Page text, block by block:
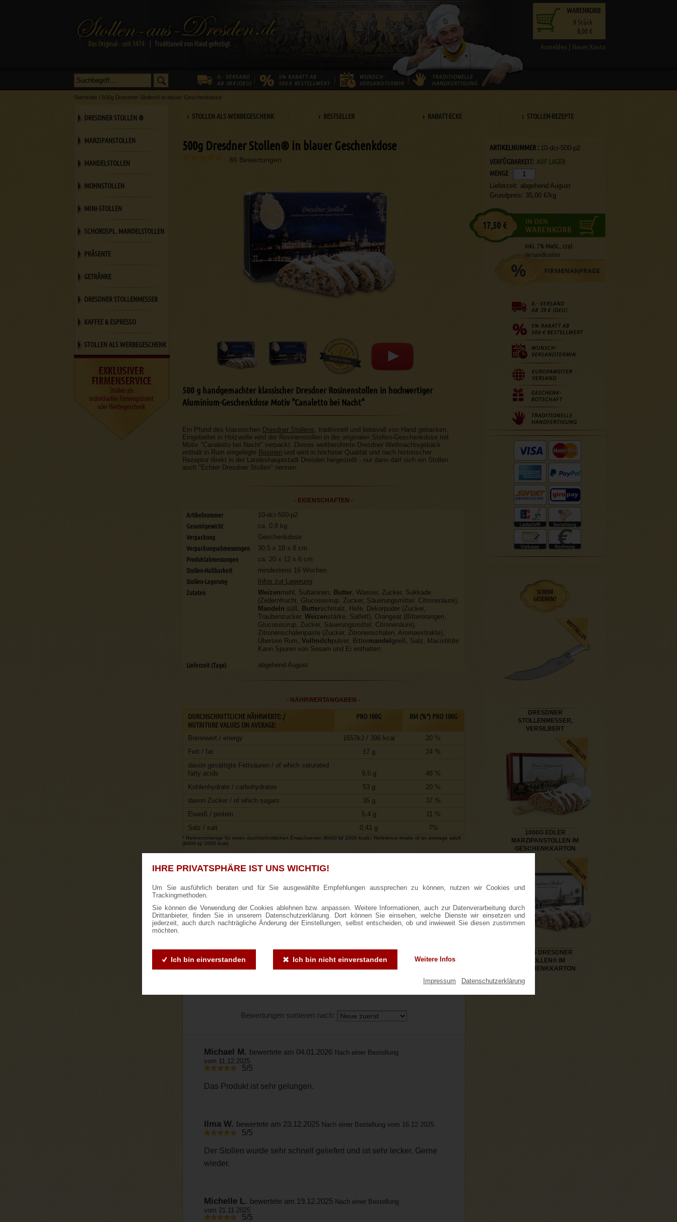
IHRE PRIVATSPHÄRE IST UNS WICHTIG!
Um Sie ausführlich beraten und für Sie ausgewählte Empfehlungen aussprechen zu können, nutzen wir Cookies und
Trackingmethoden.
Sie können die Verwendung der Cookies ablehnen bzw. anpassen. Weitere Informationen, auch zur Datenverarbeitung durch
Drittanbieter, finden Sie in unserern Datenschutzerklärung. Dort können Sie einsehen, welche Dienste wir einsetzen und
jederzeit, auch durch nachträgliche Änderung der Einstellungen, selbst entscheiden, ob und inwieweit Sie diesen zustimmen
möchten.
Ich bin einverstanden Ich bin nicht einverstanden Weitere Infos
Impressum Datenschutzerklärung
Anmelden | Neues Konto
WARENKORB
0 Stück
0,00 €
Startseite / 500g Dresdner Stollen® in blauer Geschenkdose
› STOLLEN ALS WERBEGESCHENK › BESTSELLER › RABATT-ECKE › STOLLEN-REZEPTE
500g Dresdner Stollen® in blauer Geschenkdose
86 Bewertungen
500 g handgemachter klassischer Dresdner Rosinenstollen in hochwertiger
Aluminium-Geschenkdose Motiv "Canaletto bei Nacht"
Ein Pfund des klassischen Dresdner Stollens, traditionell und liebevoll von Hand gebacken.
Eingebettet in Holzwolle wird der Rosinenstollen in der originalen Stollen-Geschenkdose mit
Motiv "Canaletto bei Nacht" verpackt. Dieses weltberühmte Dresdner Weihnachtsgebäck
enthält in Rum eingelegte Rosinen und wird in höchster Qualität und nach historischer
Rezeptur direkt in der Landeshauptstadt Dresden hergestellt - nur dann darf sich ein Stollen
auch "Echter Dresdner Stollen" nennen.
- EIGENSCHAFTEN -
Artikelnummer 10-dcr-500-p2
Gesamtgewicht ca. 0.8 kg
Verpackung Geschenkdose
Verpackungsabmessungen 30,5 x 18 x 8 cm
Produktabmessungen ca. 20 x 12 x 6 cm
Stollen-Haltbarkeit mindestens 16 Wochen
Stollen-Lagerung Infos zur Lagerung
Zutaten Weizenmehl, Sultaninen, Butter, Wasser, Zucker, Sukkade
(Zedernfrucht, Glucosesirup, Zucker, Säuerungsmittel: Citronenäure),
Mandeln süß, Butterschmalz, Hefe, Dekorpuder (Zucker,
Traubenzucker, Weizenstärke, Salfett), Orangeat (Bitterorangen,
Glucosesirup, Zucker, Säuerungsmittel: Citronenäure),
Zitronenschalenpaste (Zucker, Zitronenschalen, Aromaextrakte),
Übersee Rum, Vollmilchpulver, Bittermandel grieß, Salz, Macisblüte
Kann Spuren von Sesam und Ei enthalten.
Lieferzeit (Tage) abgehend August
- NÄHRWERTANGABEN -
DURCHSCHNITTLICHE NÄHRWERTE: /
NUTRITURE VALUES ON AVERAGE:
PRO 100G RM (%*) PRO 100G
Brennwert / energy 1657kJ / 396 kcal
20 %
Fett / fat
17 g
24 %
davon gesättigte Fettsäuren / of which saturated
fatty acids
9,5 g
48 %
Kohlenhydrate / carbohydrates
53 g
20 %
davon Zucker / of which sugars
35 g
37 %
Eiweiß / protein
5,4 g
11 %
Salz / salt
0,41 g 7%
* Referenzmenge für einen durchschnittlichen Erwachsenen (8400 kj/ 2000 kcal)./ Reference intake of an average adult
(8400 kj/ 2000 kcal).
Bewertung wird geprüft
4.8 /5
3
88
Bewertungen sortieren nach:
Michael M. bewertete am 04.01.2026 Nach einer Bestellung
vom 11.12.2025
5/5
Das Produkt ist sehr gelungen.
Ilma W. bewertete am 23.12.2025 Nach einer Bestellung vom 16.12.2025
5/5
Der Stollen wurde sehr schnell geliefert und ist sehr lecker. Gerne
wieder.
Michelle L. bewertete am 19.12.2025 Nach einer Bestellung
vom 21.11.2025
5/5
ARTIKELNUMMER : 10-dcr-500-p2
VERFÜGBARKEIT: AUF LAGER
MENGE
Lieferzeit: abgehend August
Grundpreis: 35,00 €/kg
17,50 €
Inkl. 7% MwSt., zzgl.
Versandkosten
DRESDNER
STOLLENMESSER,
VERSILBERT
1000G EDLER
MARZIPANSTOLLEN IM
GESCHENKKARTON
1000G DRESDNER
STOLLEN® IM
GESCHENKKARTON
DRESDNER STOLLEN ®
MARZIPANSTOLLEN
MANDELSTOLLEN
MOHNSTOLLEN
MINI-STOLLEN
SCHOKOSPL. MANDELSTOLLEN
PRÄSENTE
GETRÄNKE
DRESDNER STOLLENMESSER
KAFFEE & ESPRESSO
STOLLEN ALS WERBEGESCHENK